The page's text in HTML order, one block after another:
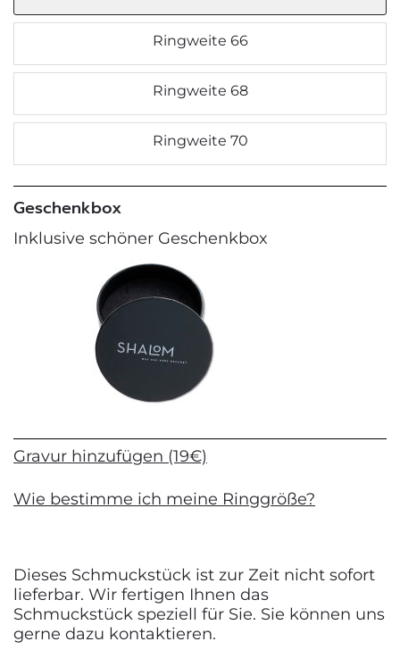
Ringweite 66
Ringweite 68
Ringweite 70
Geschenkbox
Inklusive schöner Geschenkbox
Gravur hinzufügen (19€)
Wie bestimme ich meine Ringgröße?
Dieses Schmuckstück ist zur Zeit nicht sofort
lieferbar. Wir fertigen Ihnen das
Schmuckstück speziell für Sie. Sie können uns
gerne dazu kontaktieren.